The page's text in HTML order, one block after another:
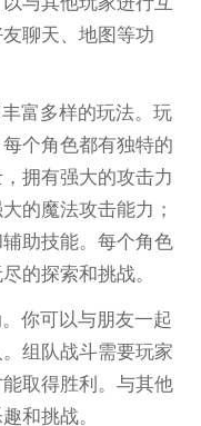
聊天、地图等功
富多样的玩法。玩
个角色都有独特的
拥有强大的攻击力
的魔法攻击能力；
助技能。每个角色
的探索和挑战。
你可以与朋友一起
组队战斗需要玩家
取得胜利。与其他
和挑战。